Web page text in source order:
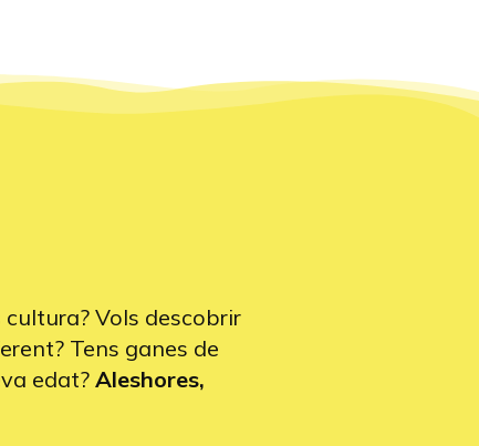
cultura? Vols descobrir
Tens ganes de
edat?Aleshores,